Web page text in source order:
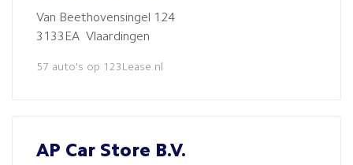
Van Beethovensingel 124
3133EA Vlaardingen
57 auto's op 123Lease.nl
AP Car Store B.V.